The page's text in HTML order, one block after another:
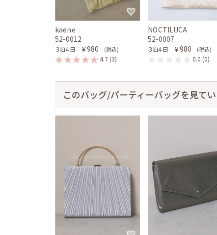
kaene
52-0012
３泊４日 ￥980 (税込)
4.7 (3)
NOCTILUCA
52-0007
３泊４日 ￥980 (税込)
0.0 (0)
このバッグ/パーティーバッグを見て